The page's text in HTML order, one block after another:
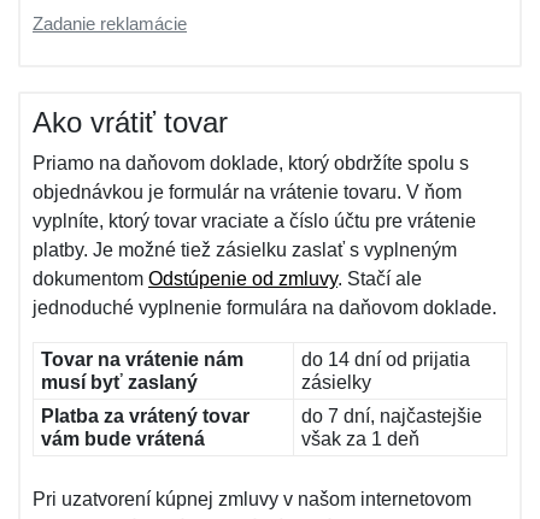
Zadanie reklamácie
Ako vrátiť tovar
Priamo na daňovom doklade, ktorý obdržíte spolu s
objednávkou je formulár na vrátenie tovaru. V ňom
vyplníte, ktorý tovar vraciate a číslo účtu pre vrátenie
platby. Je možné tiež zásielku zaslať s vyplneným
dokumentom Odstúpenie od zmluvy. Stačí ale
jednoduché vyplnenie formulára na daňovom doklade.
Tovar na vrátenie nám
musí byť zaslaný
do 14 dní od prijatia
zásielky
Platba za vrátený tovar
vám bude vrátená
do 7 dní, najčastejšie
však za 1 deň
Pri uzatvorení kúpnej zmluvy v našom internetovom